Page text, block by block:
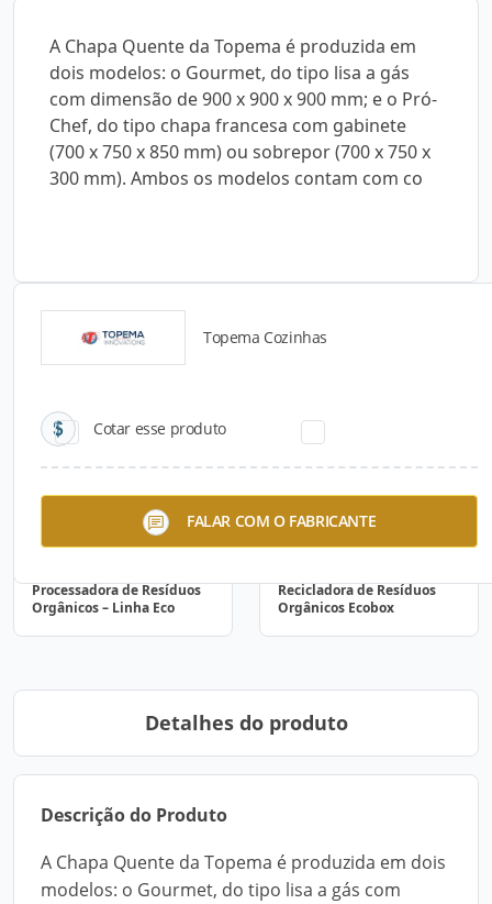
A Chapa Quente da Topema é produzida em
dois modelos: o Gourmet, do tipo lisa a gás
com dimensão de 900 x 900 x 900 mm; e o Pró-
Chef, do tipo chapa francesa com gabinete
(700 x 750 x 850 mm) ou sobrepor (700 x 750 x
300 mm). Ambos os modelos contam com co
Topema Cozinhas
Cotar esse produto
FALAR COM O FABRICANTE
Catálogos para Download
Processadora de Resíduos
Orgânicos – Linha Eco
Recicladora de Resíduos
Orgânicos Ecobox
Detalhes do produto
Descrição do Produto
A Chapa Quente da Topema é produzida em dois
modelos: o Gourmet, do tipo lisa a gás com